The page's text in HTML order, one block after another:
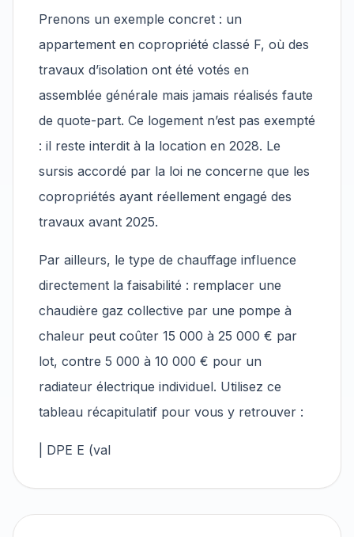
Prenons un exemple concret : un
appartement en copropriété classé F, où des
travaux d’isolation ont été votés en
assemblée générale mais jamais réalisés faute
de quote-part. Ce logement n’est pas exempté
: il reste interdit à la location en 2028. Le
sursis accordé par la loi ne concerne que les
copropriétés ayant réellement engagé des
travaux avant 2025.
Par ailleurs, le type de chauffage influence
directement la faisabilité : remplacer une
chaudière gaz collective par une pompe à
chaleur peut coûter 15 000 à 25 000 € par
lot, contre 5 000 à 10 000 € pour un
radiateur électrique individuel. Utilisez ce
tableau récapitulatif pour vous y retrouver :
| DPE E (val